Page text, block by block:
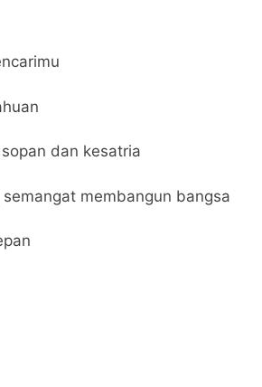
dan kesatria
membangun bangsa